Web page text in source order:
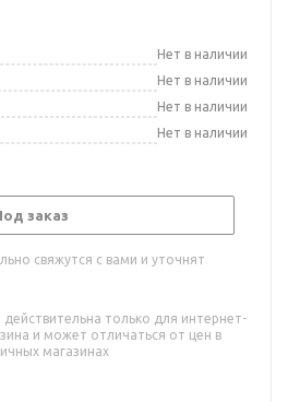
Нет в наличии
Нет в наличии
Нет в наличии
Нет в наличии
заказ
свяжутся с вами и уточнят
действительна только для интернет-
и может отличаться от цен в
магазинах